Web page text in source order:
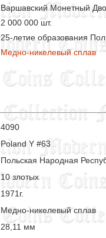
Варшавский Монетный
2 000 000 шт.
25-летие образования
Медно-никелевый сплав
4090
Poland Y #63
Польская Народная
10 злотых
1971г.
Медно-никелевый сплав
28,11 мм